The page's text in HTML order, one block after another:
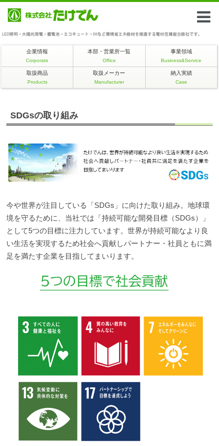
企業情報
Corporate
本部・営業所一覧
Office
事業領域
Business&Service
取扱商品
Products
取扱メーカー
Manufacturer
納入実績
Case
SDGsの取り組み
今や世界が注目している「SDGs」に向けた取り組み。地球環
境を守るために、当社では「持続可能な開発目標（SDGs）」
として5つの目標に注力しています。世界が持続可能なより良
い生活を実現するため社会へ貢献しパートナー・社員ともに満
足を満たす企業を目指してまいります。